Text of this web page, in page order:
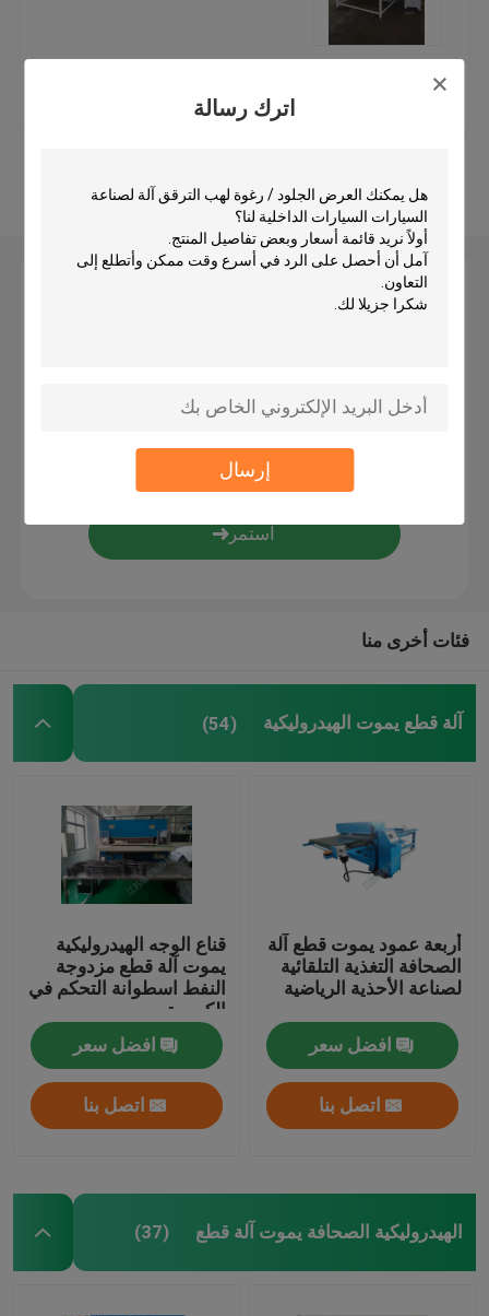
اترك رسالة
إرسال
الهيدروليكية السفر رئيس آلة القطع
نسيج قطاع كتر آلة
النسيج لفة آلة القطع
بالموجات فوق الصوتية آلة النقش
لهب الترقق آلة
ماكينة صنع القفازات
عرض المزيد
فئات أخرى منا
آلة قطع يموت الهيدروليكية (54)
أربعة عمود يموت قطع آلة
الصحافة التغذية التلقائية
لصناعة الأحذية الرياضية
افضل سعر
اتصل بنا
قناع الوجه الهيدروليكية
يموت آلة قطع مزدوجة
النفط اسطوانة التحكم في
الكمبيوتر
افضل سعر
اتصل بنا
الهيدروليكية الصحافة يموت آلة قطع (37)